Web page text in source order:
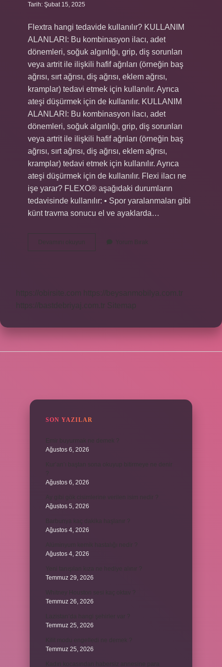
Tarih: Şubat 15, 2025
Flextra hangi tedavide kullanılır? KULLANIM
ALANLARI: Bu kombinasyon ilacı, adet
dönemleri, soğuk algınlığı, grip, diş sorunları
veya artrit ile ilişkili hafif ağrıları (örneğin baş
ağrısı, sırt ağrısı, diş ağrısı, eklem ağrısı,
kramplar) tedavi etmek için kullanılır. Ayrıca
ateşi düşürmek için de kullanılır. KULLANIM
ALANLARI: Bu kombinasyon ilacı, adet
dönemleri, soğuk algınlığı, grip, diş sorunları
veya artrit ile ilişkili hafif ağrıları (örneğin baş
ağrısı, sırt ağrısı, diş ağrısı, eklem ağrısı,
kramplar) tedavi etmek için kullanılır. Ayrıca
ateşi düşürmek için de kullanılır. Flexi ilacı ne
işe yarar? FLEXO® aşağıdaki durumların
tedavisinde kullanılır: • Spor yaralanmaları gibi
künt travma sonucu el ve ayaklarda…
Devamını okuyun
Nedir
Yorum Bırak
https://obirsite.com
https://beysanmobilya.com.tr
https://bastdebriyaj.com.tr Sitemap
SON YAZILAR
Ağustos 6, 2026
Kur’an’ı baştan sona okuyup bitirmeye ne denir
Ağustos 6, 2026
Ağustos 5, 2026
Ağustos 4, 2026
Ağustos 4, 2026
Temmuz 29, 2026
Temmuz 26, 2026
Temmuz 25, 2026
Temmuz 25, 2026